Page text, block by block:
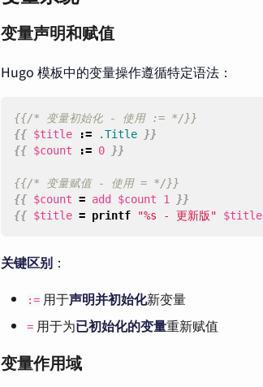
变量声明和赋值
Hugo 模板中的变量操作遵循特定语法：
{{/* 变量初始化 - 使用 := */}}
{{ $title := .Title
}}
{{ $count := 0 }}
{{/* 变量赋值 - 使用 = */}}
{{ $count = add $count 1
}}
{{ $title = printf "%s - 更新版" $title
关键区别 ：
:= 用于声明并初始化新变量
= 用于为已初始化的变量重新赋值
变量作用域